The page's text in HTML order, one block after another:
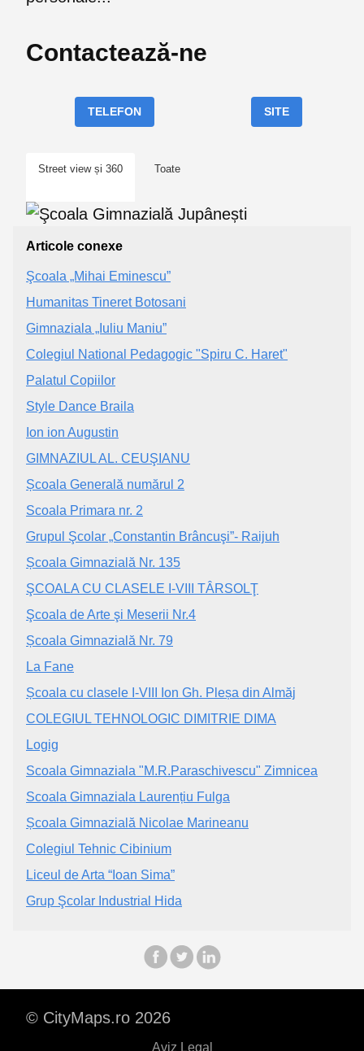
Contactează-ne
TELEFON SITE
Street view și 360 Toate
Articole conexe
Şcoala „Mihai Eminescu”
Humanitas Tineret Botosani
Gimnaziala „Iuliu Maniu”
Colegiul National Pedagogic "Spiru C. Haret"
Palatul Copiilor
Style Dance Braila
Ion ion Augustin
GIMNAZIUL AL. CEUŞIANU
Școala Generală numărul 2
Scoala Primara nr. 2
Grupul Şcolar „Constantin Brâncuşi”- Raijuh
Școala Gimnazială Nr. 135
ŞCOALA CU CLASELE I-VIII TÂRSOLŢ
Şcoala de Arte şi Meserii Nr.4
Școala Gimnazială Nr. 79
La Fane
Școala cu clasele I-VIII Ion Gh. Pleșa din Almăj
COLEGIUL TEHNOLOGIC DIMITRIE DIMA
Logig
Scoala Gimnaziala "M.R.Paraschivescu" Zimnicea
Scoala Gimnaziala Laurențiu Fulga
Școala Gimnazială Nicolae Marineanu
Colegiul Tehnic Cibinium
Liceul de Arta “Ioan Sima”
Grup Şcolar Industrial Hida
© CityMaps.ro 2026
Aviz Legal